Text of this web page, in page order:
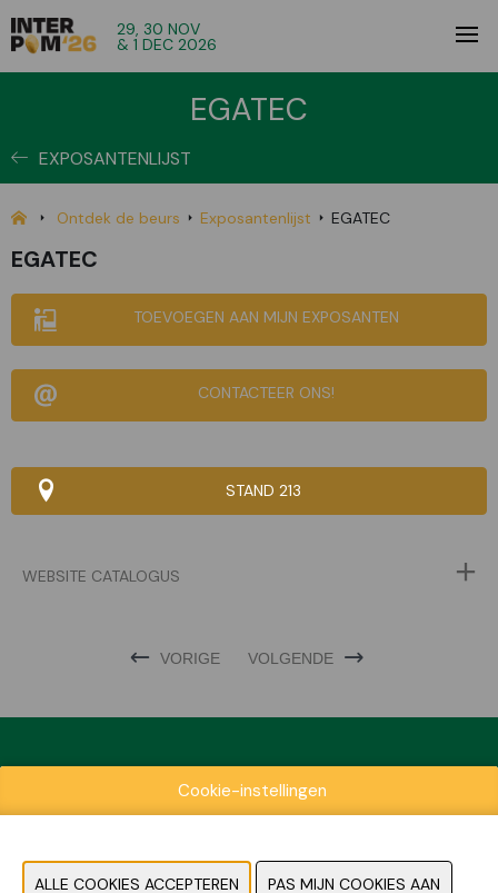
29, 30 NOV
& 1 DEC 2026
EGATEC
EXPOSANTENLIJST
Ontdek de beurs Exposantenlijst EGATEC
EGATEC
TOEVOEGEN AAN MIJN EXPOSANTEN
CONTACTEER ONS!
STAND 213
WEBSITE CATALOGUS
VORIGE VOLGENDE
Exposantenlijst
Contact
Cookie-instellingen